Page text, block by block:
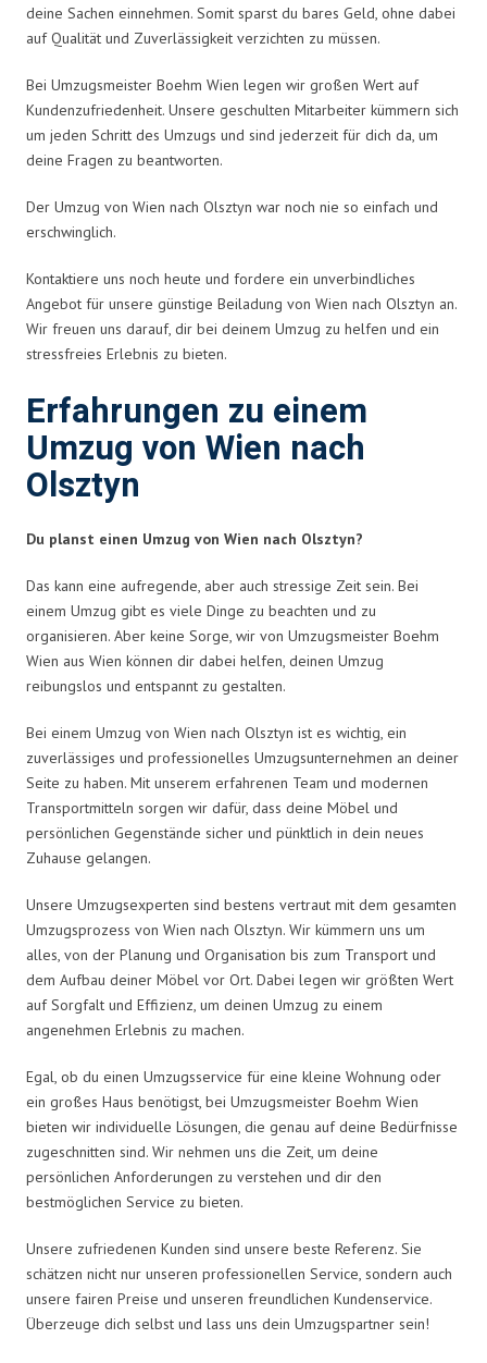
deine Sachen einnehmen. Somit sparst du bares Geld, ohne dabei
auf Qualität und Zuverlässigkeit verzichten zu müssen.
Bei Umzugsmeister Boehm Wien legen wir großen Wert auf
Kundenzufriedenheit. Unsere geschulten Mitarbeiter kümmern sich
um jeden Schritt des Umzugs und sind jederzeit für dich da, um
deine Fragen zu beantworten.
Der Umzug von Wien nach Olsztyn war noch nie so einfach und
erschwinglich.
Kontaktiere uns noch heute und fordere ein unverbindliches
Angebot für unsere günstige Beiladung von Wien nach Olsztyn an.
Wir freuen uns darauf, dir bei deinem Umzug zu helfen und ein
stressfreies Erlebnis zu bieten.
Erfahrungen zu einem
Umzug von Wien nach
Olsztyn
Du planst einen Umzug von Wien nach Olsztyn?
Das kann eine aufregende, aber auch stressige Zeit sein. Bei
einem Umzug gibt es viele Dinge zu beachten und zu
organisieren. Aber keine Sorge, wir von Umzugsmeister Boehm
Wien aus Wien können dir dabei helfen, deinen Umzug
reibungslos und entspannt zu gestalten.
Bei einem Umzug von Wien nach Olsztyn ist es wichtig, ein
zuverlässiges und professionelles Umzugsunternehmen an deiner
Seite zu haben. Mit unserem erfahrenen Team und modernen
Transportmitteln sorgen wir dafür, dass deine Möbel und
persönlichen Gegenstände sicher und pünktlich in dein neues
Zuhause gelangen.
Unsere Umzugsexperten sind bestens vertraut mit dem gesamten
Umzugsprozess von Wien nach Olsztyn. Wir kümmern uns um
alles, von der Planung und Organisation bis zum Transport und
dem Aufbau deiner Möbel vor Ort. Dabei legen wir größten Wert
auf Sorgfalt und Effizienz, um deinen Umzug zu einem
angenehmen Erlebnis zu machen.
Egal, ob du einen Umzugsservice für eine kleine Wohnung oder
ein großes Haus benötigst, bei Umzugsmeister Boehm Wien
bieten wir individuelle Lösungen, die genau auf deine Bedürfnisse
zugeschnitten sind. Wir nehmen uns die Zeit, um deine
persönlichen Anforderungen zu verstehen und dir den
bestmöglichen Service zu bieten.
Unsere zufriedenen Kunden sind unsere beste Referenz. Sie
schätzen nicht nur unseren professionellen Service, sondern auch
unsere fairen Preise und unseren freundlichen Kundenservice.
Überzeuge dich selbst und lass uns dein Umzugspartner sein!